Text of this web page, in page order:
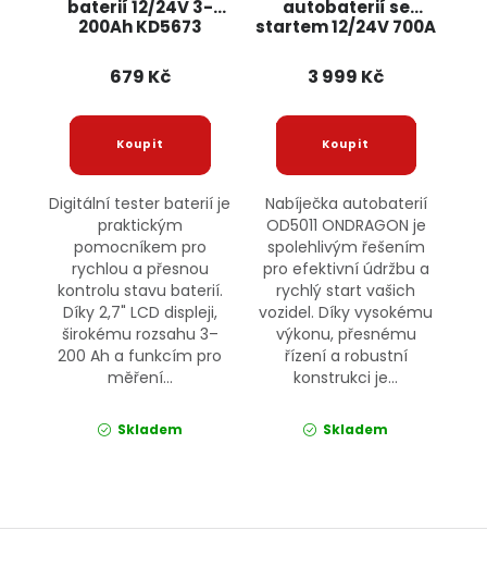
baterií 12/24V 3-
200Ah KD5673
679 Kč
Digitální tester baterií je
praktickým
pomocníkem pro
rychlou a přesnou
kontrolu stavu baterií.
Díky 2,7" LCD displeji,
širokému rozsahu 3–
200 Ah a funkcím pro
měření...
Skladem
autobaterií se
startem 12/24V 700A
3 999 Kč
Nabíječka autobaterií
OD5011 ONDRAGON je
spolehlivým řešením
pro efektivní údržbu a
rychlý start vašich
vozidel. Díky vysokému
výkonu, přesnému
řízení a robustní
konstrukci je...
Skladem